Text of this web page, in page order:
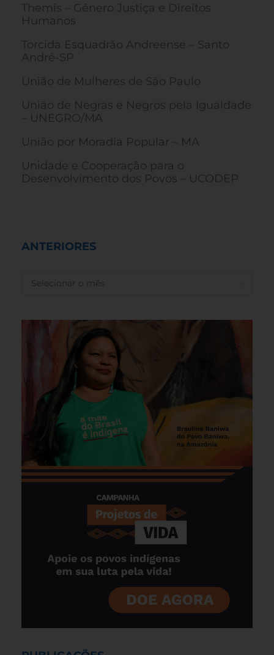
Themis – Gênero Justiça e Direitos
Humanos
Torcida Esquadrão Andreense – Santo
André-SP
União de Mulheres de São Paulo
União de Negras e Negros pela Igualdade
– UNEGRO/MA
União por Moradia Popular – MA
Unidade e Cooperação para o
Desenvolvimento dos Povos – UCODEP
ANTERIORES